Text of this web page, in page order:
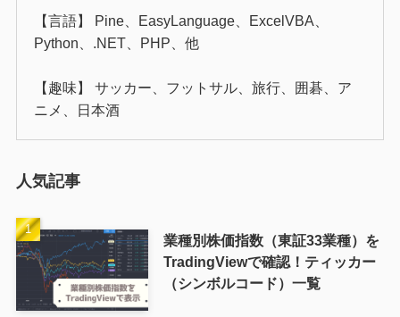
【言語】 Pine、EasyLanguage、ExcelVBA、
Python、.NET、PHP、他
【趣味】 サッカー、フットサル、旅行、囲碁、ア
ニメ、日本酒
人気記事
業種別株価指数（東証33業種）を
TradingViewで確認！ティッカー
（シンボルコード）一覧